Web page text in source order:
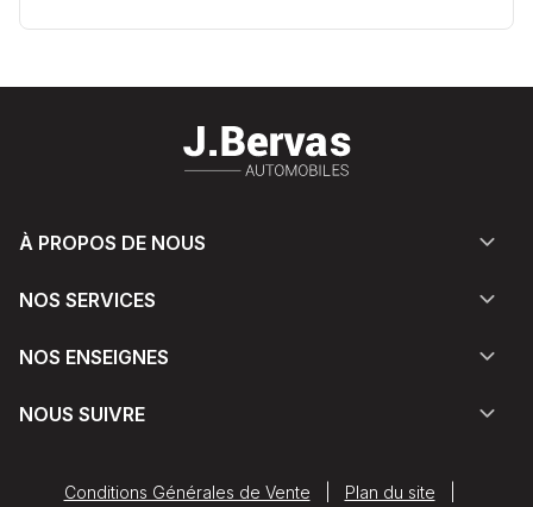
À PROPOS DE NOUS
NOS SERVICES
NOS ENSEIGNES
NOUS SUIVRE
Conditions Générales de Vente Plan du site